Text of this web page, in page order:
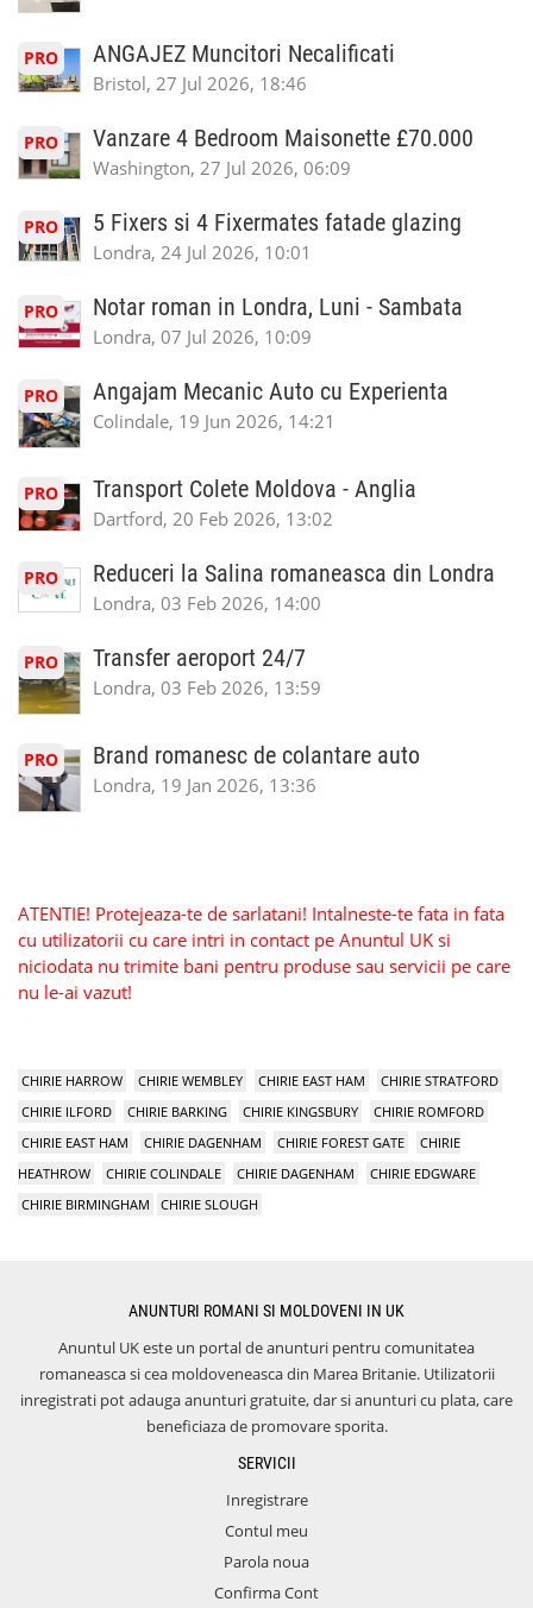
PRO ANGAJEZ Muncitori Necalificati
Bristol, 27 Jul 2026, 18:46
PRO Vanzare 4 Bedroom Maisonette £70.000
Washington, 27 Jul 2026, 06:09
PRO 5 Fixers si 4 Fixermates fatade glazing
Londra, 24 Jul 2026, 10:01
PRO Notar roman in Londra, Luni - Sambata
Londra, 07 Jul 2026, 10:09
PRO Angajam Mecanic Auto cu Experienta
Colindale, 19 Jun 2026, 14:21
PRO Transport Colete Moldova - Anglia
Dartford, 20 Feb 2026, 13:02
PRO Reduceri la Salina romaneasca din Londra
Londra, 03 Feb 2026, 14:00
PRO Transfer aeroport 24/7
Londra, 03 Feb 2026, 13:59
PRO Brand romanesc de colantare auto
Londra, 19 Jan 2026, 13:36
ATENTIE! Protejeaza-te de sarlatani! Intalneste-te fata in fata
cu utilizatorii cu care intri in contact pe Anuntul UK si
niciodata nu trimite bani pentru produse sau servicii pe care
nu le-ai vazut!
CHIRIE HARROW CHIRIE WEMBLEY CHIRIE EAST HAM
CHIRIE STRATFORD
CHIRIE ILFORD
CHIRIE BARKING CHIRIE KINGSBURY
CHIRIE ROMFORD
CHIRIE EAST HAM
CHIRIE DAGENHAM CHIRIE FOREST GATE
CHIRIE
HEATHROW
CHIRIE COLINDALE CHIRIE DAGENHAM
CHIRIE EDGWARE
CHIRIE BIRMINGHAM
CHIRIE SLOUGH
ANUNTURI ROMANI SI MOLDOVENI IN UK
Anuntul UK este un portal de anunturi pentru comunitatea
romaneasca si cea moldoveneasca din Marea Britanie. Utilizatorii
inregistrati pot adauga anunturi gratuite, dar si anunturi cu plata, care
beneficiaza de promovare sporita.
SERVICII
Inregistrare
Contul meu
Parola noua
Confirma Cont